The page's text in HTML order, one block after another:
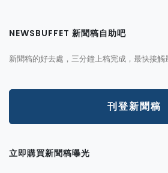
NEWSBUFFET 新聞稿自助吧
新聞稿的好去處，三分鐘上稿完成，最快接觸
刊登新聞稿
立即購買新聞稿曝光